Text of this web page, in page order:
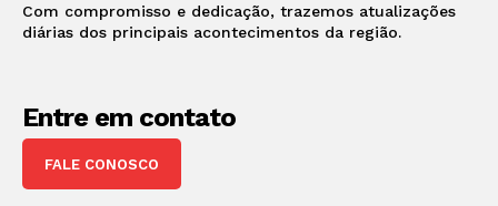
Com compromisso e dedicação, trazemos atualizações
diárias dos principais acontecimentos da região.
Entre em contato
FALE CONOSCO